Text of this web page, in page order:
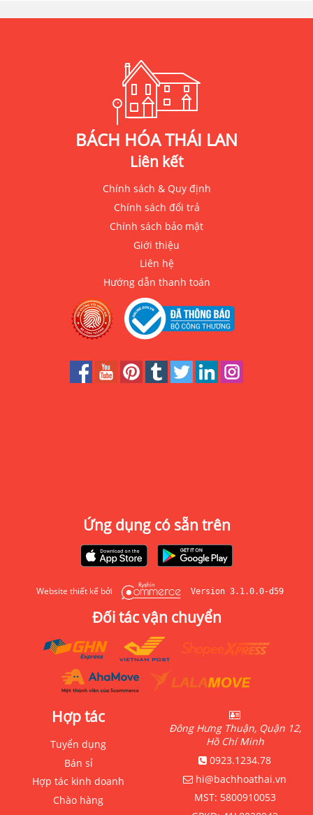
BÁCH HÓA THÁI LAN
Liên kết
Chính sách & Quy định
Chính sách đổi trả
Chính sách bảo mật
Giới thiệu
Liên hệ
Hướng dẫn thanh toán
Ứng dụng có sẵn trên
Website thiết kế bởi Version 3.1.0.0-d59
Đối tác vận chuyển
Hợp tác
Tuyển dụng
Bán sỉ
Hợp tác kinh doanh
Chào hàng
Đông Hưng Thuận, Quận 12,
Hồ Chí Minh
0923.1234.78
hi@bachhoathai.vn
MST: 5800910053